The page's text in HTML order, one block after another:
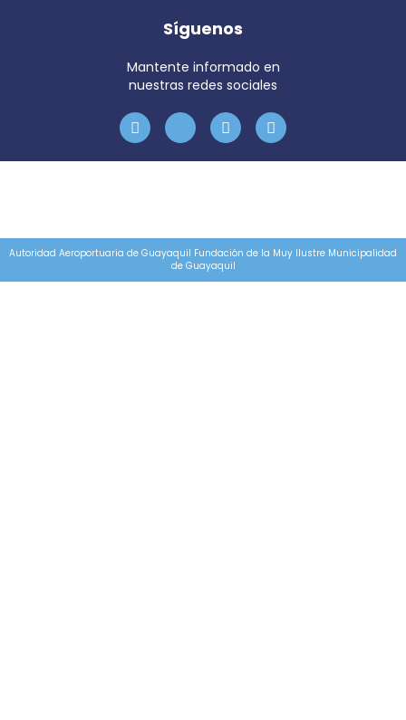
Síguenos
Mantente informado en
nuestras redes sociales
Autoridad Aeroportuaria de Guayaquil Fundación de la Muy Ilustre Municipalidad
de Guayaquil